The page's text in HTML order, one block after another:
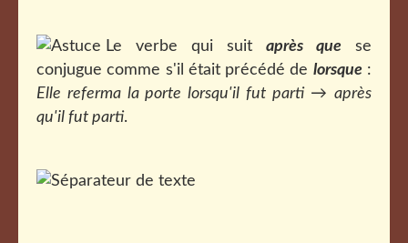
Le verbe qui suit après que se
conjugue comme s'il était précédé de lorsque:
Elle referma la porte lorsqu'il fut parti→ après
qu'il fut parti.